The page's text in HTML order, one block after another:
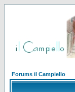
Forums il Campiello